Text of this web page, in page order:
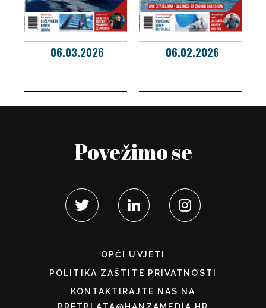
06.03.2026 06.02.2026
Povežimo se
OPĆI UVJETI
POLITIKA ZAŠTITE PRIVATNOSTI
KONTAKTIRAJTE NAS NA